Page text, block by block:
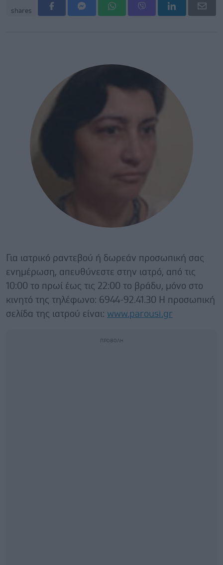
shares
Για ιατρικό ραντεβού ή δωρεάν προσωπική σας
ενημέρωση, απευθύνεστε στην ιατρό, από τις
10:00 το πρωί έως τις 22:00 το βράδυ, μόνο στο
κινητό της τηλέφωνο: 6944-92.41.30 Η προσωπική
σελίδα της ιατρού είναι: www.parousi.gr